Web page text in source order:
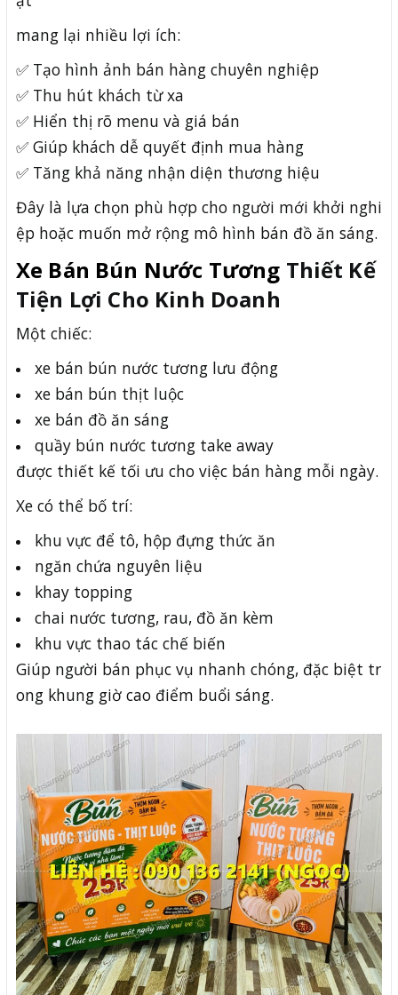
mang lại nhiều lợi ích:
✅ Tạo hình ảnh bán hàng chuyên nghiệp
✅ Thu hút khách từ xa
✅ Hiển thị rõ menu và giá bán
✅ Giúp khách dễ quyết định mua hàng
✅ Tăng khả năng nhận diện thương hiệu
Đây là lựa chọn phù hợp cho người mới khởi nghi
ệp hoặc muốn mở rộng mô hình bán đồ ăn sáng.
Xe Bán Bún Nước Tương Thiết Kế
Tiện Lợi Cho Kinh Doanh
Một chiếc:
xe bán bún nước tương lưu động
xe bán bún thịt luộc
xe bán đồ ăn sáng
quầy bún nước tương take away
được thiết kế tối ưu cho việc bán hàng mỗi ngày.
Xe có thể bố trí:
khu vực để tô, hộp đựng thức ăn
ngăn chứa nguyên liệu
khay topping
chai nước tương, rau, đồ ăn kèm
khu vực thao tác chế biến
Giúp người bán phục vụ nhanh chóng, đặc biệt tr
ong khung giờ cao điểm buổi sáng.